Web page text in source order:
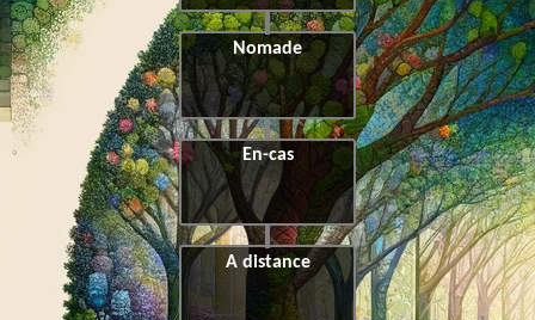
Nomade
En-cas
A distance